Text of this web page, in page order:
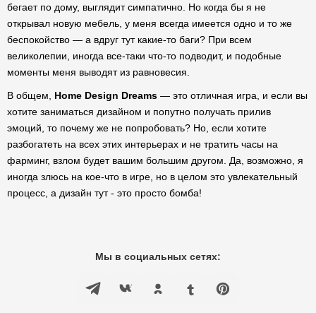
бегает по дому, выглядит симпатично. Но когда бы я не
открывал новую мебель, у меня всегда имеется одно и то же
беспокойство — а вдруг тут какие-то баги? При всем
великолепии, иногда все-таки что-то подводит, и подобные
моменты меня выводят из равновесия.
В общем, Home Design Dreams — это отличная игра, и если вы
хотите заниматься дизайном и попутно получать прилив
эмоций, то почему же не попробовать? Но, если хотите
разбогатеть на всех этих интерьерах и не тратить часы на
фарминг, взлом будет вашим большим другом. Да, возможно, я
иногда злюсь на кое-что в игре, но в целом это увлекательный
процесс, а дизайн тут - это просто бомба!
Мы в социальных сетях: